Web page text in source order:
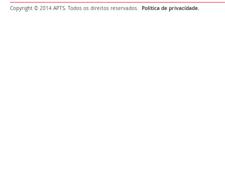
Copyright © 2014 APTS. Todos os direitos reservados. Política de privacidade.